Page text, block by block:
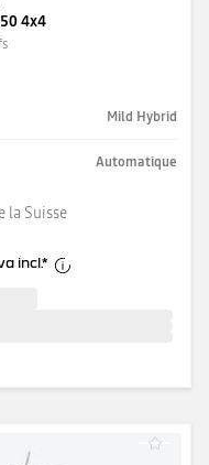
4x4
Mild Hybrid
Automatique
la Suisse
incl.*